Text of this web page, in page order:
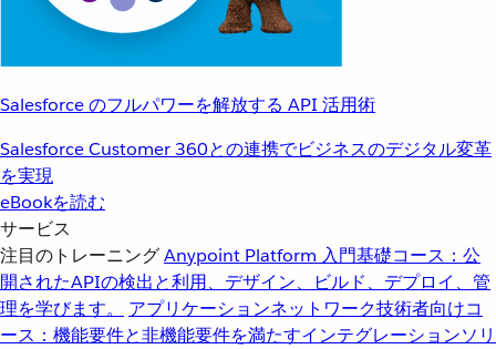
Salesforce のフルパワーを解放する API 活用術
Salesforce Customer 360との連携でビジネスのデジタル変革
を実現
eBookを読む
サービス
注目のトレーニングAnypoint Platform 入門基礎コース：公
開されたAPIの検出と利用、デザイン、ビルド、デプロイ、管
理を学びます。
アプリケーションネットワーク技術者向けコ
ース：機能要件と非機能要件を満たすインテグレーションソリ